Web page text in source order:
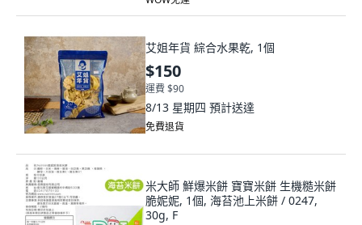
艾姐年貨 綜合水果乾, 1個
$150
運費 $90
8/13 星期四 預計送達
免費退貨
米大師 鮮爆米餅 寶寶米餅 生機糙米餅
脆妮妮, 1個, 海苔池上米餅 / 0247,
30g, F